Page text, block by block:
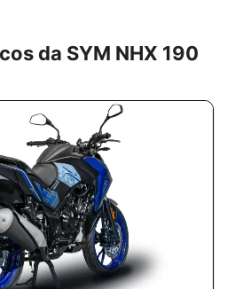
da SYM NHX 190